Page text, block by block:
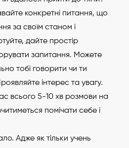
конкретні питання, що
за своїм станом і
дайте простір
запитання. Можете
тобі говорити чи ти
інтерес та увагу.
всього 5-10 хв розмови на
помічати себе і
Адже як тільки учень